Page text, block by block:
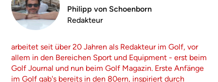
Philipp von Schoenborn
Redakteur
arbeitet seit über 20 Jahren als Redakteur im Golf, vor
allem in den Bereichen Sport und Equipment - erst beim
Golf Journal und nun beim Golf Magazin. Erste Anfänge
im Golf gab's bereits in den 80ern, inspiriert durch